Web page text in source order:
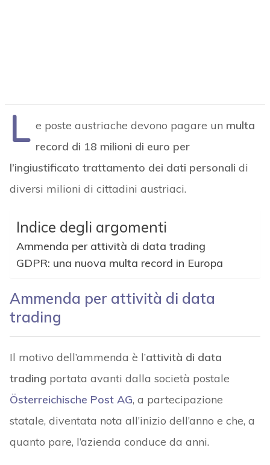
L e poste austriache devono pagare un multa
record di 18 milioni di euro per
l’ingiustificato trattamento dei dati personali di
diversi milioni di cittadini austriaci.
Indice degli argomenti
Ammenda per attività di data trading
GDPR: una nuova multa record in Europa
Ammenda per attività di data
trading
Il motivo dell’ammenda è l’attività di data
trading portata avanti dalla società postale
Österreichische Post AG, a partecipazione
statale, diventata nota all’inizio dell’anno e che, a
quanto pare, l’azienda conduce da anni.